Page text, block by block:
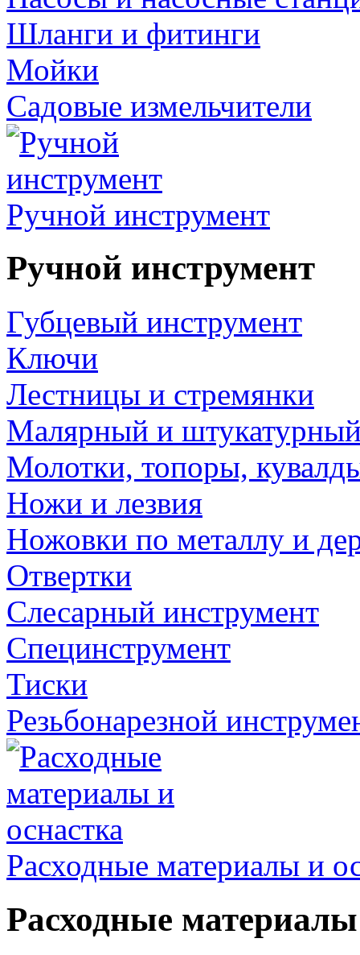
Шланги и фитинги
Мойки
Садовые измельчители
Ручной инструмент
Ручной инструмент
Губцевый инструмент
Ключи
Лестницы и стремянки
Малярный и
Молотки, топоры,
Ножи и лезвия
Ножовки по металлу и
Отвертки
Слесарный инструмент
Специнструмент
Тиски
Резьбонарезной
Расходные материалы и
Расходные